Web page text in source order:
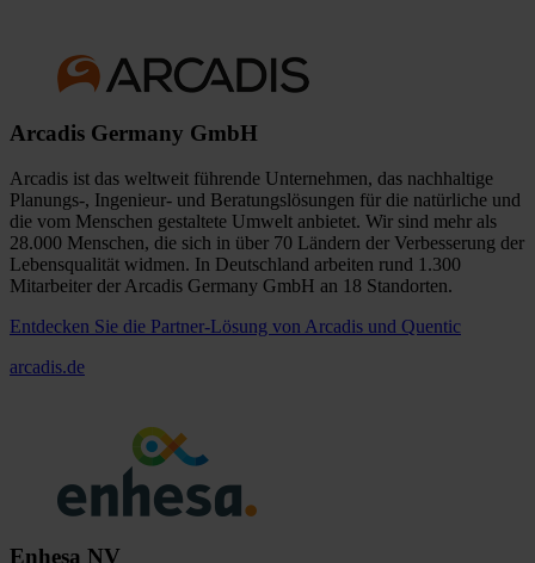
Arcadis Germany GmbH
Arcadis ist das weltweit führende Unternehmen, das nachhaltige
Planungs-, Ingenieur- und Beratungslösungen für die natürliche und
die vom Menschen gestaltete Umwelt anbietet. Wir sind mehr als
28.000 Menschen, die sich in über 70 Ländern der Verbesserung der
Lebensqualität widmen. In Deutschland arbeiten rund 1.300
Mitarbeiter der Arcadis Germany GmbH an 18 Standorten.
Entdecken Sie die Partner-Lösung von Arcadis und Quentic
arcadis.de
Enhesa NV